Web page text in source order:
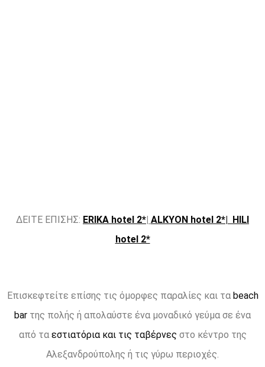
ΔΕΙΤΕ ΕΠΙΣΗΣ: ERIKA hotel 2* ALKYON hotel 2* | HILI
hotel 2*
Επισκεφτείτε επίσης τις όμορφες παραλίες και ταbeach
bar της πολής ή απολαύστε ένα μοναδικό γεύμα σε ένα
από τα εστιατόρια και τις ταβέρνες στο κέντρο της
Αλεξανδρούπολης ή τις γύρω περιοχές.